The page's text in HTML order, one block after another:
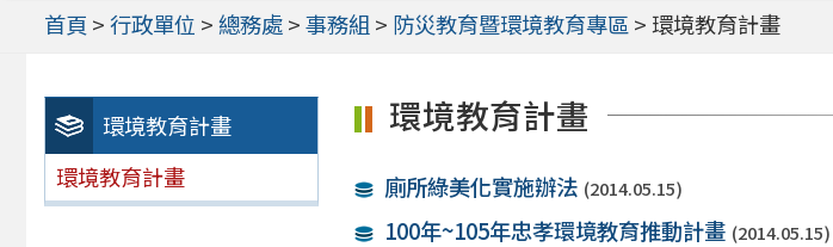
區
首頁 > 行政單位 >總務處>事務組 > 防災教育暨環境教育專區 >環境教育計畫
環境教育計畫
環境教育計畫
環境教育計畫
廁所綠美化實施辦法 (2014.05.15)
100年~105年忠孝環境教育推動計畫 (2014.05.15)